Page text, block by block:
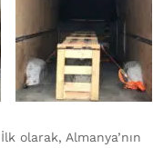
olarak, Almanya’nın